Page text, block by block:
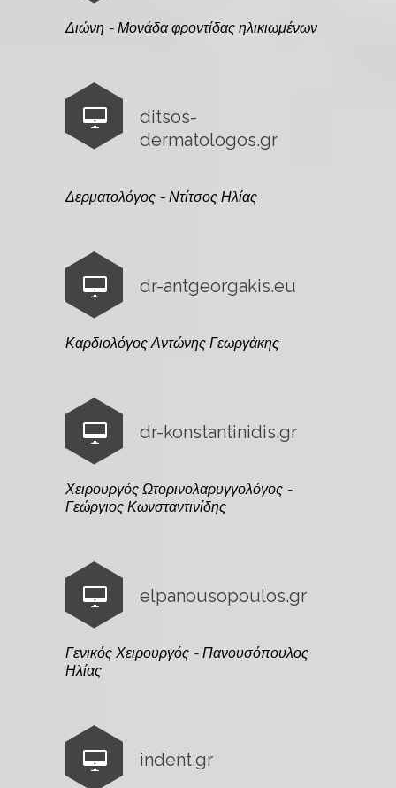
Διώνη - Μονάδα φροντίδας ηλικιωμένων
ditsos-
dermatologos.gr
Δερματολόγος - Ντίτσος Ηλίας
dr-antgeorgakis.eu
Καρδιολόγος Αντώνης Γεωργάκης
dr-konstantinidis.gr
Χειρουργός Ωτορινολαρυγγολόγος -
Γεώργιος Κωνσταντινίδης
elpanousopoulos.gr
Γενικός Χειρουργός - Πανουσόπουλος
Ηλίας
indent.gr